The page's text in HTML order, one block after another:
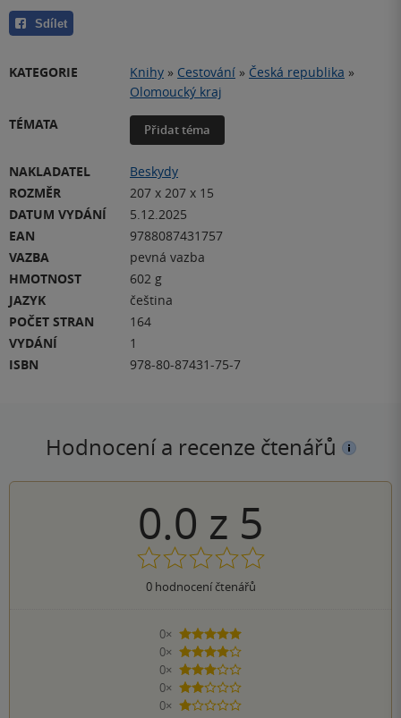
Sdílet
KATEGORIE Knihy » Cestování » Česká republika »
Olomoucký kraj
TÉMATA
Přidat téma
NAKLADATEL
Beskydy
ROZMĚR
207 x 207 x 15
DATUM VYDÁNÍ
5.12.2025
EAN
9788087431757
VAZBA
pevná vazba
HMOTNOST
602 g
JAZYK
čeština
POČET STRAN
164
VYDÁNÍ
1
ISBN
978-80-87431-75-7
Hodnocení a recenze čtenářů
0.0 z 5
0hodnocení čtenářů
0×
5 hvězdiček
0×
4 hvězdičky
0×
3 hvězdičky
0×
2 hvězdičky
0×
1 hvezdička